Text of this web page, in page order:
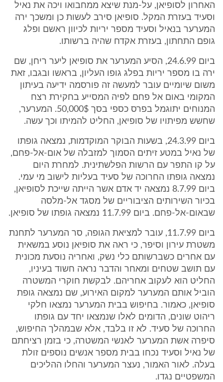
האחרון לסופיאן, על-מנת שיצא ממחבואו ויכה את נאיל
וסעיד בעזרת המקל. סופיאן סירב לעשות כן ומשכך ירה
המערער בנאיל וסעיד מספר יריות לכיוון ראשם ופלג
גופם התחתון, בעזרת אקדח שהיה ברשותו.
ביום 24.6.99, הסיע המערער את סופיאן ליער ריחן, שם
ירה בו מספר יריות בפלג גופו העליון, בראשו ובגבו, זאת
משום שיומיים עובר למעשה זה פורסמה ידיעה בעיתון
המקומי באום אל פחם לפיה המסייע בחקירת רצח
המנוחים יתוגמל בפרס כספי בסך 50,000$. המערער,
שחשש מפיתויו של סופיאן, החליט להמיתו וכך עשה.
ביום 24.3.99, בשעות הבוקר המוקדמות, נמצאה גופתו
של נאיל במטע זיתים הסמוך למזבלה של אום-אל-פחם,
על קו התפר עם הרשות הפלשתינית. למחרת היום
נמצאה גופתו החרוכה של סעיד בעליות לישוב מי עמי.
ביום 8.7.99 נמצאה יד אדם אשר הייתה שייכת לסופיאן,
בכיור השירותים הציבוריים של מסגד אל-מלסה
שבאום-אל-פחם. ביום 11.7.99 נמצאה גופתו של סופיאן.
ביום 11.7.99, עובר למציאת הגופה, סר המערער לתחנת
משטרת עירון וסיפר, כי ראה את סופיאן נוסע במשאית
עם אחרים כשברשותם כלי נשק, ואחריה נוסעת מכונית
עם תושב שטחים ומאחר והדבר נראה חשוד בעיניו,
החליט הוא לעקוב אחריהם. לבקשת חוקרי המשטרה
הוביל אותם המערער למקום האירוע, שם נמצאה גופת
סופיאן, כאמור. בחיפוש בבית המערער נמצאו חלקי
ריהוט שונים, הדומים לאלו שנמצאו יחד עם גופתו
החרוכה של סעיד. לא זו בלבד, אלא שבמהלך החיפוש,
סיפרה אשת המערער לאנשי המשטרה, כי בזמן רציחתם
של נאיל וסעיד נכחו בבית מספר אנשים נוספים זולת
בעלה. לאור האמור, נעצר המערער והחלו ההליכים
המשפטיים נגדו.